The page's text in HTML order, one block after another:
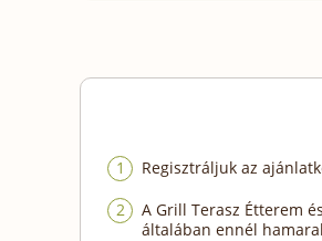
Regisztráljuk az
A Grill Terasz Étterem
általában ennél